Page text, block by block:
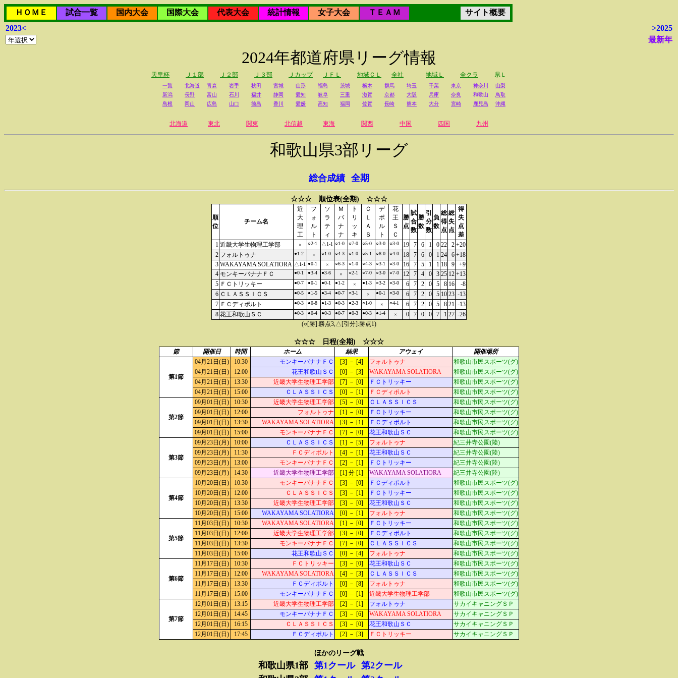
ＨＯＭＥ 試合一覧 国内大会 国際大会 代表大会 統計情報 女子大会 ＴＥＡＭ
サイト概要
2023<
>2025
最新年
2024年都道府県リーグ情報
天皇杯 Ｊ１部 Ｊ２部 Ｊ３部 Ｊカップ ＪＦＬ 地域ＣＬ 全社 地域Ｌ 全クラ 県Ｌ
一覧 北海道 青森 岩手 秋田 宮城 山形 福島 茨城 栃木 群馬 埼玉 千葉 東京 神奈川
山梨
新潟
長野 富山 石川 福井 静岡 愛知 岐阜 三重 滋賀 京都 大阪 兵庫 奈良 和歌山
鳥取
島根
岡山 広島 山口 徳島 香川 愛媛 高知 福岡 佐賀 長崎 熊本 大分 宮崎 鹿児島 沖縄
北海道 東北 関東 北信越 東海 関西 中国 四国 九州
和歌山県3部リーグ
総合成績 全期
☆☆☆ 順位表(全期) ☆☆☆
順
位
チーム名
近
大
理
工
フ
ォ
ル
ト
ソ
ラ
テ
ィ
Ｍ
バ
ナ
ナ
ト
リ
ッ
キ
Ｃ
Ｌ
Ａ
Ｓ
デ
ポ
ル
ト
花
王
Ｓ
Ｃ
勝
点
試
合
数
勝
数
引
分
数
負
数
総
得
点
総
失
点
得
失
点
差
1 近畿大学生物理工学部 × ○2-1 △1-1 ○1-0 ○7-0 ○5-0 ○3-0 ○3-0 19 7 6 1 0 22 2 +20
2 フォルトゥナ ●1-2 × ○1-0 ○4-3 ○1-0 ○5-1 ○8-0 ○4-0 18 7 6 0 1 24 6 +18
3 WAKAYAMA SOLATIORA △1-1 ●0-1 × ○6-3 ○1-0 ○4-3 ○3-1 ○3-0 16 7 5 1 1 18 9
+9
4 モンキーバナナＦＣ ●0-1 ●3-4 ●3-6 × ○2-1 ○7-0 ○3-0 ○7-0 12 7 4 0 3 25 12 +13
5 ＦＣトリッキー ●0-7 ●0-1 ●0-1 ●1-2 × ●1-3 ○3-2 ○3-0 6 7 2 0 5 8 16
-8
6 ＣＬＡＳＳＩＣＳ ●0-5 ●1-5 ●3-4 ●0-7 ○3-1 × ●0-1 ○3-0 6 7 2 0 5 10 23 -13
7 ＦＣディポルト ●0-3 ●0-8 ●1-3 ●0-3 ●2-3 ○1-0 × ○4-1 6 7 2 0 5 8 21 -13
8 花王和歌山ＳＣ ●0-3 ●0-4 ●0-3 ●0-7 ●0-3 ●0-3 ●1-4 × 0 7 0 0 7 1 27 -26
(○[勝]:勝点3,△[引分]:勝点1)
☆☆☆ 日程(全期) ☆☆☆
節 開催日 時間 ホーム 結果 アウェイ 開催場所
第1節
04月21日(日) 10:30 モンキーバナナＦＣ [3] － [4] フォルトゥナ
和歌山市民スポーツ(グ)
04月21日(日)
12:00 花王和歌山ＳＣ [0] － [3] WAKAYAMA SOLATIORA
和歌山市民スポーツ(グ)
04月21日(日)
13:30 近畿大学生物理工学部 [7] － [0] ＦＣトリッキー
和歌山市民スポーツ(グ)
04月21日(日)
15:00 ＣＬＡＳＳＩＣＳ [0] － [1] ＦＣディポルト 和歌山市民スポーツ(グ)
第2節
09月01日(日) 10:30 近畿大学生物理工学部 [5] － [0] ＣＬＡＳＳＩＣＳ
和歌山市民スポーツ(グ)
09月01日(日)
12:00 フォルトゥナ [1] － [0] ＦＣトリッキー
和歌山市民スポーツ(グ)
09月01日(日)
13:30 WAKAYAMA SOLATIORA [3] － [1] ＦＣディポルト
和歌山市民スポーツ(グ)
09月01日(日)
15:00 モンキーバナナＦＣ [7] － [0] 花王和歌山ＳＣ 和歌山市民スポーツ(グ)
第3節
09月23日(月) 10:00 ＣＬＡＳＳＩＣＳ [1] － [5] フォルトゥナ
紀三井寺公園(陸)
09月23日(月)
11:30 ＦＣディポルト [4] － [1] 花王和歌山ＳＣ
紀三井寺公園(陸)
09月23日(月)
13:00 モンキーバナナＦＣ [2] － [1] ＦＣトリッキー
紀三井寺公園(陸)
09月23日(月)
14:30 近畿大学生物理工学部 [1] 分 [1] WAKAYAMA SOLATIORA 紀三井寺公園(陸)
第4節
10月20日(日) 10:30 モンキーバナナＦＣ [3] － [0] ＦＣディポルト
和歌山市民スポーツ(グ)
10月20日(日)
12:00 ＣＬＡＳＳＩＣＳ [3] － [1] ＦＣトリッキー
和歌山市民スポーツ(グ)
10月20日(日)
13:30 近畿大学生物理工学部 [3] － [0] 花王和歌山ＳＣ
和歌山市民スポーツ(グ)
10月20日(日)
15:00 WAKAYAMA SOLATIORA [0] － [1] フォルトゥナ 和歌山市民スポーツ(グ)
第5節
11月03日(日) 10:30 WAKAYAMA SOLATIORA [1] － [0] ＦＣトリッキー
和歌山市民スポーツ(グ)
11月03日(日)
12:00 近畿大学生物理工学部 [3] － [0] ＦＣディポルト
和歌山市民スポーツ(グ)
11月03日(日)
13:30 モンキーバナナＦＣ [7] － [0] ＣＬＡＳＳＩＣＳ
和歌山市民スポーツ(グ)
11月03日(日)
15:00 花王和歌山ＳＣ [0] － [4] フォルトゥナ 和歌山市民スポーツ(グ)
第6節
11月17日(日) 10:30 ＦＣトリッキー [3] － [0] 花王和歌山ＳＣ
和歌山市民スポーツ(グ)
11月17日(日)
12:00 WAKAYAMA SOLATIORA [4] － [3] ＣＬＡＳＳＩＣＳ
和歌山市民スポーツ(グ)
11月17日(日)
13:30 ＦＣディポルト [0] － [8] フォルトゥナ
和歌山市民スポーツ(グ)
11月17日(日)
15:00 モンキーバナナＦＣ [0] － [1] 近畿大学生物理工学部 和歌山市民スポーツ(グ)
第7節
12月01日(日) 13:15 近畿大学生物理工学部 [2] － [1] フォルトゥナ
サカイキャニングＳＰ
12月01日(日)
14:45 モンキーバナナＦＣ [3] － [6] WAKAYAMA SOLATIORA
サカイキャニングＳＰ
12月01日(日)
16:15 ＣＬＡＳＳＩＣＳ [3] － [0] 花王和歌山ＳＣ
サカイキャニングＳＰ
12月01日(日)
17:45 ＦＣディポルト [2] － [3] ＦＣトリッキー サカイキャニングＳＰ
ほかのリーグ戦
和歌山県1部 第1クール
第2クール